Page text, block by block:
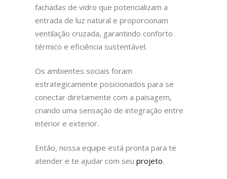
fachadas de vidro que potencializam a
entrada de luz natural e proporcionam
ventilação cruzada, garantindo conforto
térmico e eficiência sustentável.
Os ambientes sociais foram
estrategicamente posicionados para se
conectar diretamente com a paisagem,
criando uma sensação de integração entre
interior e exterior.
Então, nossa equipe está pronta para te
atender e te ajudar com seu projeto.